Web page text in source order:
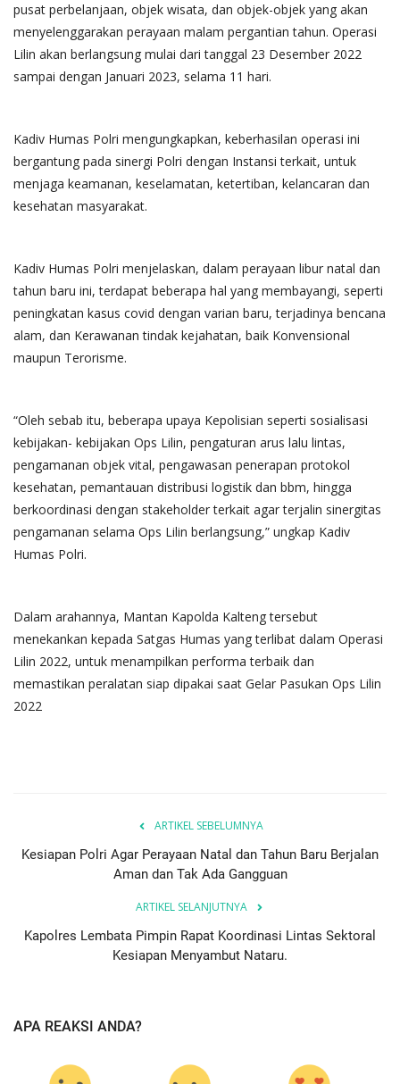
pusat perbelanjaan, objek wisata, dan objek-objek yang akan
menyelenggarakan perayaan malam pergantian tahun. Operasi
Lilin akan berlangsung mulai dari tanggal 23 Desember 2022
sampai dengan Januari 2023, selama 11 hari.
Kadiv Humas Polri mengungkapkan, keberhasilan operasi ini
bergantung pada sinergi Polri dengan Instansi terkait, untuk
menjaga keamanan, keselamatan, ketertiban, kelancaran dan
kesehatan masyarakat.
Kadiv Humas Polri menjelaskan, dalam perayaan libur natal dan
tahun baru ini, terdapat beberapa hal yang membayangi, seperti
peningkatan kasus covid dengan varian baru, terjadinya bencana
alam, dan Kerawanan tindak kejahatan, baik Konvensional
maupun Terorisme.
“Oleh sebab itu, beberapa upaya Kepolisian seperti sosialisasi
kebijakan- kebijakan Ops Lilin, pengaturan arus lalu lintas,
pengamanan objek vital, pengawasan penerapan protokol
kesehatan, pemantauan distribusi logistik dan bbm, hingga
berkoordinasi dengan stakeholder terkait agar terjalin sinergitas
pengamanan selama Ops Lilin berlangsung,” ungkap Kadiv
Humas Polri.
Dalam arahannya, Mantan Kapolda Kalteng tersebut
menekankan kepada Satgas Humas yang terlibat dalam Operasi
Lilin 2022, untuk menampilkan performa terbaik dan
memastikan peralatan siap dipakai saat Gelar Pasukan Ops Lilin
2022
ARTIKEL SEBELUMNYA
Kesiapan Polri Agar Perayaan Natal dan Tahun Baru Berjalan
Aman dan Tak Ada Gangguan
ARTIKEL SELANJUTNYA
Kapolres Lembata Pimpin Rapat Koordinasi Lintas Sektoral
Kesiapan Menyambut Nataru.
APA REAKSI ANDA?